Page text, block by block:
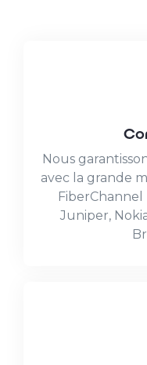
Nous
avec la grande
FiberChannel
Juniper,